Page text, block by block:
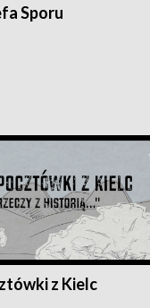
Sporu
z Kielc